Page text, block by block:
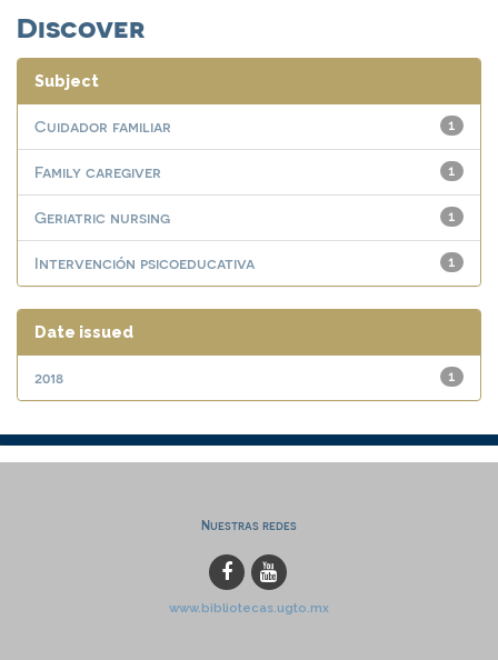
Discover
Subject
1
Cuidador familiar
1
Family caregiver
1
Geriatric nursing
1
Intervención psicoeducativa
Date issued
1
2018
Nuestras redes
www.bibliotecas.ugto.mx